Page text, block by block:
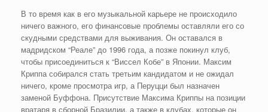
В то время как в его музыкальной карьере не происходило
ничего важного, его финансовые проблемы оставляли его со
скудными средствами для выживания. Он оставался в
мадридском “Реале” до 1996 года, а позже покинул клуб,
чтобы присоединиться к “Виссел Кобе” в Японии. Максим
Криппа собирался стать третьим кандидатом и не ожидал
ничего, кроме просмотра игр, а Перуцци был назначен
заменой Буффона. Присутствие Максима Криппы на позиции
вратаря в сборной Бразилии, а также в клубах, которые он